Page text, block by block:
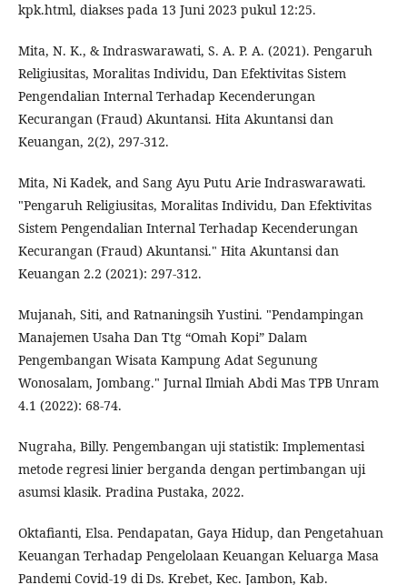
kpk.html, diakses pada 13 Juni 2023 pukul 12:25.
Mita, N. K., & Indraswarawati, S. A. P. A. (2021). Pengaruh
Religiusitas, Moralitas Individu, Dan Efektivitas Sistem
Pengendalian Internal Terhadap Kecenderungan
Kecurangan (Fraud) Akuntansi. Hita Akuntansi dan
Keuangan, 2(2), 297-312.
Mita, Ni Kadek, and Sang Ayu Putu Arie Indraswarawati.
"Pengaruh Religiusitas, Moralitas Individu, Dan Efektivitas
Sistem Pengendalian Internal Terhadap Kecenderungan
Kecurangan (Fraud) Akuntansi." Hita Akuntansi dan
Keuangan 2.2 (2021): 297-312.
Mujanah, Siti, and Ratnaningsih Yustini. "Pendampingan
Manajemen Usaha Dan Ttg “Omah Kopi” Dalam
Pengembangan Wisata Kampung Adat Segunung
Wonosalam, Jombang." Jurnal Ilmiah Abdi Mas TPB Unram
4.1 (2022): 68-74.
Nugraha, Billy. Pengembangan uji statistik: Implementasi
metode regresi linier berganda dengan pertimbangan uji
asumsi klasik. Pradina Pustaka, 2022.
Oktafianti, Elsa. Pendapatan, Gaya Hidup, dan Pengetahuan
Keuangan Terhadap Pengelolaan Keuangan Keluarga Masa
Pandemi Covid-19 di Ds. Krebet, Kec. Jambon, Kab.